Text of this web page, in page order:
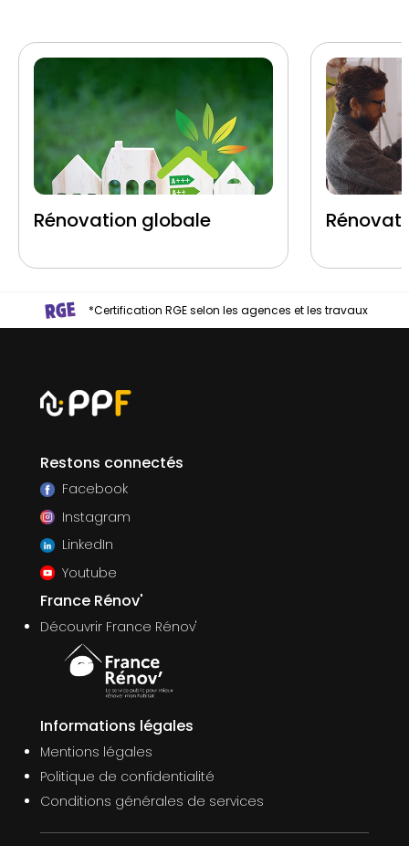
Rénovation globale
*Certification RGE selon les agences et les travaux
Restons connectés
Facebook
Instagram
LinkedIn
Youtube
France Rénov'
Découvrir France Rénov'
Informations légales
Mentions légales
Politique de confidentialité
Conditions générales de services